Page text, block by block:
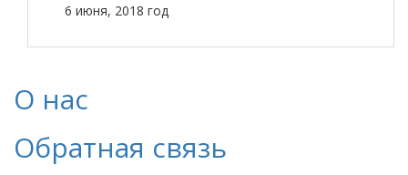
6 июня, 2018 год
О нас
Обратная связь